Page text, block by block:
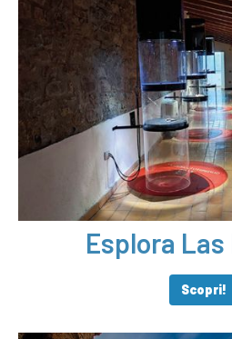
Esplora
Scopri!